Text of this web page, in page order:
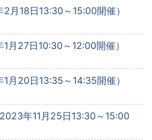
月18日13:30～15:00開催）
月27日10:30～12:00開催）
月20日13:35～14:35開催）
年11月25日13:30～15:00